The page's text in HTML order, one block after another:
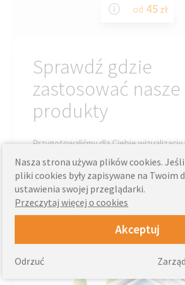
od 45 zł
Sprawdź gdzie
zastosować nasze
produkty
Przygotowaliśmy dla Ciebie
Domu Knall. Zobaczysz na niej gdzie
nasze produkty.
Zobacz dom Knall »
Nasza strona używa plików cookies.
pliki cookies były zapisywane na Twoim
ustawienia swojej przeglądarki.
Przeczytaj więcej o cookies
Akceptuj
Odrzuć